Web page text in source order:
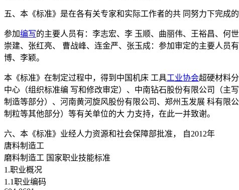
五、本《标准》是在各有关专家和实际工作者的共 同努力下完成的
参加编写的主要人员有：李志宏、李 玉顺、曲丽伟、王裕昌、何
崇建、张红亮、 曹战峰、连金严、张玉成：参加审定的主要人员
博、李颖。
本《标准》在制定过程中，得到中国机床 工具工业协会超硬材料
中心（组织标准编 写和修改审定）、中南钻石股份有限公司（主
制造等部分）、河南黄河旋风股份有限公司、郑州玉发展 科有限
制粒等其他部分）等有关单位的大 力支持，在此一并致谢。
六、本《标准》业经人力资源和社会保障部批准， 自2012年
唐料制造工
磨料制造工 国家职业技能标准
1.职业概况
1.1职业编码